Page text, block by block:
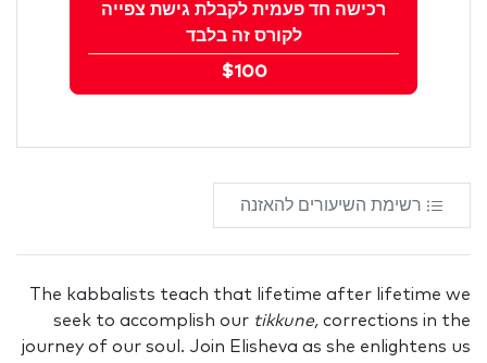
רכישה חד פעמית לקבלת גישת צפייה
לקורס זה בלבד
$100
רשימת השיעורים להאזנה
The kabbalists teach that lifetime after lifetime we
seek to accomplish our tikkune, corrections in the
journey of our soul. Join Elisheva as she enlightens us